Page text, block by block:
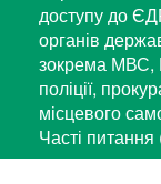
доступу до
органів
зокрема МВС,
поліції,
місцевого
Часті питання